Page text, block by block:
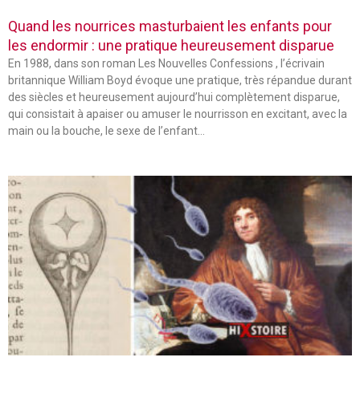
Quand les nourrices masturbaient les enfants pour
les endormir : une pratique heureusement disparue
En 1988, dans son roman Les Nouvelles Confessions , l’écrivain
britannique William Boyd évoque une pratique, très répandue durant
des siècles et heureusement aujourd’hui complètement disparue,
qui consistait à apaiser ou amuser le nourrisson en excitant, avec la
main ou la bouche, le sexe de l’enfant…